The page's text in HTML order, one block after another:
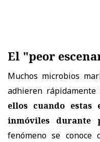
El "peor
Muchos microbios
adhieren
ellos cuando estas
inmóviles durante
fenómeno se conoce